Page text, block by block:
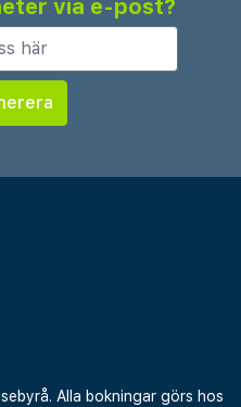
via e-post?
Alla bokningar görs hos